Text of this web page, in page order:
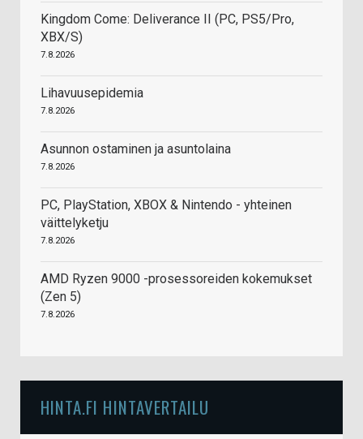
Kingdom Come: Deliverance II (PC, PS5/Pro,
XBX/S)
7.8.2026
Lihavuusepidemia
7.8.2026
Asunnon ostaminen ja asuntolaina
7.8.2026
PC, PlayStation, XBOX & Nintendo - yhteinen
väittelyketju
7.8.2026
AMD Ryzen 9000 -prosessoreiden kokemukset
(Zen 5)
7.8.2026
HINTA.FI HINTAVERTAILU